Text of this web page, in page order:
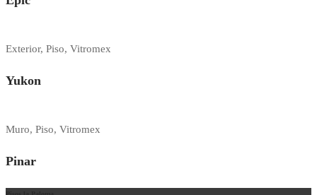
Exterior, Piso, Vitromex
Yukon
Muro, Piso, Vitromex
Pinar